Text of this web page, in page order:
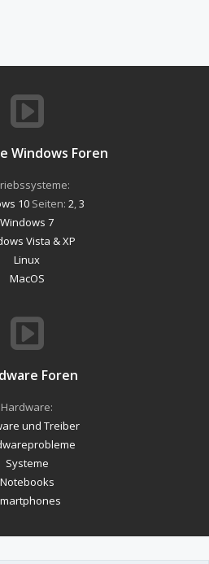
Windows Foren
10Seiten: 2,3
Windows 7
Vista & XP
Linux
MacOS
Foren
Hardware:
und Treiber
Systeme
Notebooks